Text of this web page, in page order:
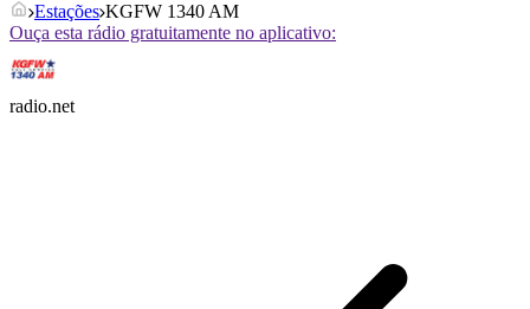
Estações KGFW 1340 AM
Ouça esta rádio gratuitamente no aplicativo:
radio.net